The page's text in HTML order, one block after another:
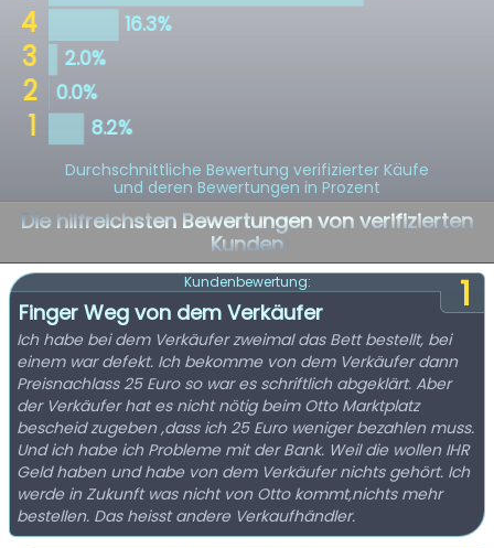
Durchschnittliche Bewertung verifizierter Käufe
und deren Bewertungen in Prozent
Die hilfreichsten Bewertungen von verifizierten
Kunden
1
Kundenbewertung:
Finger Weg von dem Verkäufer
Ich habe bei dem Verkäufer zweimal das Bett bestellt, bei
einem war defekt. Ich bekomme von dem Verkäufer dann
Preisnachlass 25 Euro so war es schriftlich abgeklärt. Aber
der Verkäufer hat es nicht nötig beim Otto Marktplatz
bescheid zugeben ,dass ich 25 Euro weniger bezahlen muss.
Und ich habe ich Probleme mit der Bank. Weil die wollen IHR
Geld haben und habe von dem Verkäufer nichts gehört. Ich
werde in Zukunft was nicht von Otto kommt,nichts mehr
bestellen. Das heisst andere Verkaufhändler.